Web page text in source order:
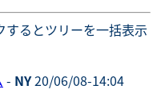
するとツリーを一括表示
- NY20/06/08-14:04